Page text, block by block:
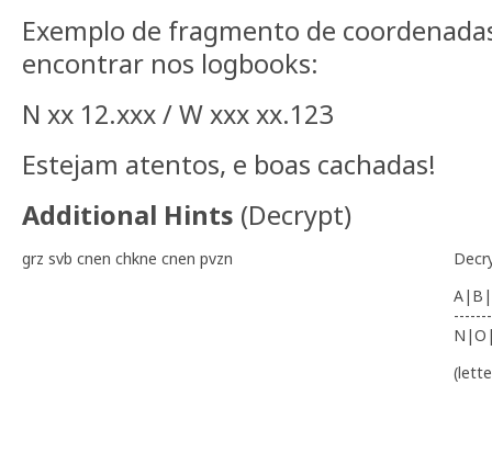
Exemplo de fragmento de
encontrar nos logbooks:
N xx 12.xxx / W xxx xx.123
Estejam atentos, e boas cachadas!
Additional Hints (Decrypt)
grz svb cnen chkne cnen pvzn